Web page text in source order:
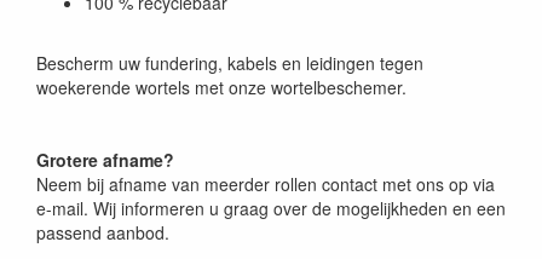
Bescherm uw fundering, kabels en leidingen tegen
woekerende wortels met onze wortelbeschemer.
Grotere afname?
Neem bij afname van meerder rollen contact met ons op via
e-mail. Wij informeren u graag over de mogelijkheden en een
passend aanbod.